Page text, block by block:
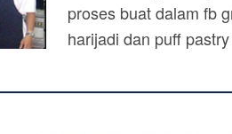
proses buat dalam fb
harijadi dan puff